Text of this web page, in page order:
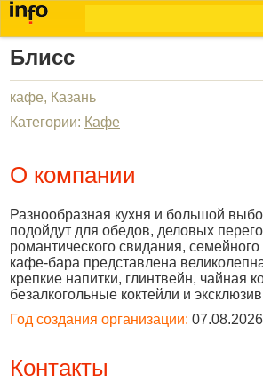
Блисс
кафе, Казань
Категории: Кафе
О компании
Разнообразная кухня и большой
подойдут для обедов, деловых
романтического свидания,
кафе-бара представлена
крепкие напитки, глинтвейн, чайная
безалкогольные коктейли и
Год создания организации: 07.08.2026
Контакты